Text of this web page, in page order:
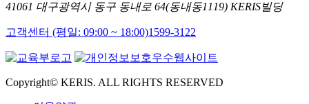
41061 대구광역시 동구 동내로 64(동내동1119) KERIS빌딩
고객센터 (평일: 09:00 ~ 18:00)1599-3122
Copyright© KERIS. ALL RIGHTS RESERVED